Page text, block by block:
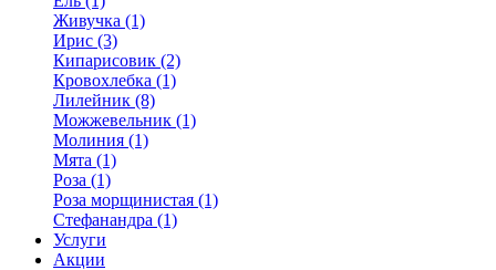
Живучка (1)
Ирис (3)
Кипарисовик (2)
Кровохлебка (1)
Лилейник (8)
Можжевельник (1)
Молиния (1)
Мята (1)
Роза (1)
Роза морщинистая (1)
Стефанандра (1)
Услуги
Акции